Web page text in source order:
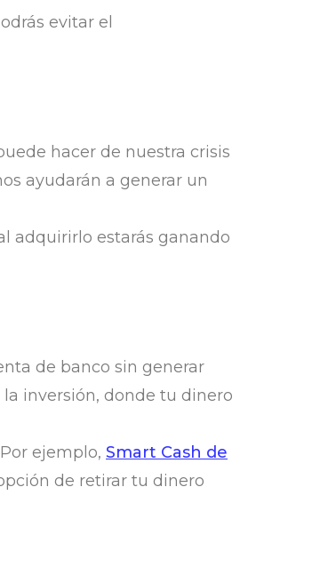
evitar el
hacer de nuestra crisis
ayudarán a generar un
adquirirlo estarás ganando
de banco sin generar
inversión, donde tu dinero
ejemplo, Smart Cash de
de retirar tu dinero